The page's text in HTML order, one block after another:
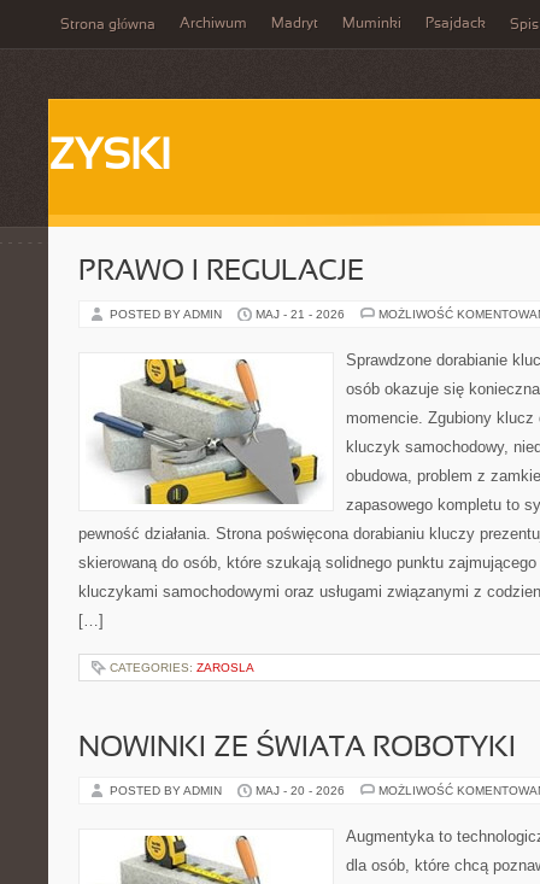
Strona główna Archiwum Madryt Muminki Psajdack Spis
ZYSKI
PRAWO I REGULACJE
POSTED BY ADMIN MAJ - 21 - 2026 MOŻLIWOŚĆ
Sprawdzone dorabianie
osób okazuje się
momencie. Zgubiony
kluczyk samochodowy,
obudowa, problem z
zapasowego kompletu to
pewność działania. Strona poświęcona dorabianiu kluczy
skierowaną do osób, które szukają solidnego punktu
kluczykami samochodowymi oraz usługami związanymi z
[…]
CATEGORIES: ZAROSLA
NOWINKI ZE ŚWIATA ROBOTYKI
POSTED BY ADMIN MAJ - 20 - 2026 MOŻLIWOŚĆ
Augmentyka to
dla osób, które chcą